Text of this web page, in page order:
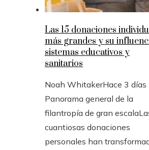
Las 15 donaciones
más grandes y su
sistemas educativos y
sanitarios
Noah WhitakerHace 3 días
Panorama general de la
filantropía de gran
cuantiosas donaciones
personales han